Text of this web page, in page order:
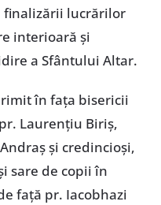
finalizării lucrărilor
interioară și
a Sfântului Altar.
în fața bisericii
Laurențiu Biriș,
și credincioși,
sare de copii în
față pr. Iacobhazi